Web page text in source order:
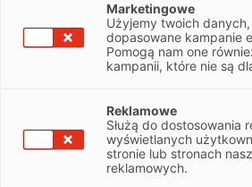
BMW, Mini
Autoryzacja serwisu:
Marketingowe
Użyjemy twoich
dopasowane kampanie
Pomogą nam one
kampanii, które nie są
Reklamowe
Służą do dostosowania
wyświetlanych
stronie lub stronach
reklamowych.